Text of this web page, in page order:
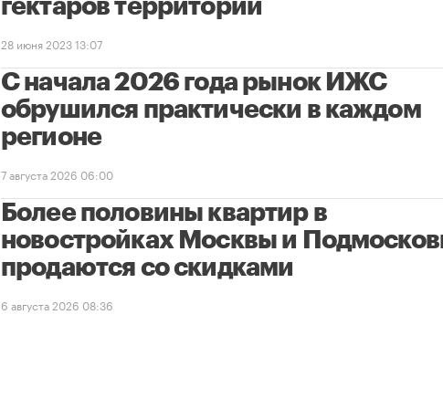
гектаров территории
28 июня 2023 13:07
С начала 2026 года рынок ИЖС
обрушился практически в каждом
регионе
7 августа 2026 06:00
Более половины квартир в
новостройках Москвы и
продаются со скидками
6 августа 2026 08:36